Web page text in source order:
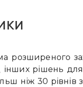
розширеного
рішень
ніж 30